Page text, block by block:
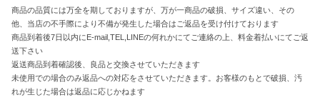
商品の品質には万全を期しておりますが、万が一商品の破損、サイズ違い、その
他、当店の不手際により不備が発生した場合はご返品を受け付けております
商品到着後7日以内にE-mail,TEL,LINEの何れかにてご連絡の上、料金着払いにてご返
送下さい
返送商品到着確認後、良品と交換させていただきます
未使用での場合のみ返品への対応をさせていただきます。お客様のもとで破損、汚
れが生じた場合は返品に応じかねます